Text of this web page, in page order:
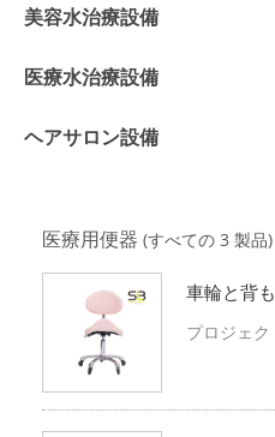
美容水治療設備
医療水治療設備
ヘアサロン設備
医療用便器 (すべての 3 製品)
車輪と背
用油圧昇
プロジェ